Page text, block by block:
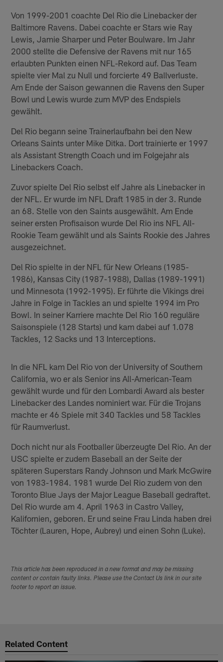
Von 1999-2001 coachte Del Rio die Linebacker der
Baltimore Ravens. Dabei coachte er Stars wie Ray
Lewis, Jamie Sharper und Peter Boulware. Im Jahr
2000 stellte die Defensive der Ravens mit nur 165
erlaubten Punkten einen NFL-Rekord auf. Das Team
spielte vier Mal zu Null und forcierte 49 Ballverluste.
Am Ende der Saison gewannen die Ravens den Super
Bowl und Lewis wurde zum MVP des Endspiels
gewählt.
Del Rio begann seine Trainerlaufbahn bei den New
Orleans Saints unter Mike Ditka. Dort trainierte er 1997
als Assistant Strength Coach und im Folgejahr als
Linebackers Coach.
Zuvor spielte Del Rio selbst elf Jahre als Linebacker in
der NFL. Er wurde im NFL Draft 1985 in der 3. Runde
an 68. Stelle von den Saints ausgewählt. Am Ende
seiner ersten Profisaison wurde Del Rio ins NFL All-
Rookie Team gewählt und als Saints Rookie des Jahres
ausgezeichnet.
Del Rio spielte in der NFL für New Orleans (1985-
1986), Kansas City (1987-1988), Dallas (1989-1991)
und Minnesota (1992-1995). Er führte die Vikings drei
Jahre in Folge in Tackles an und spielte 1994 im Pro
Bowl. In seiner Karriere machte Del Rio 160 reguläre
Saisonspiele (128 Starts) und kam dabei auf 1.078
Tackles, 12 Sacks und 13 Interceptions.
In die NFL kam Del Rio von der University of Southern
California, wo er als Senior ins All-American-Team
gewählt wurde und für den Lombardi Award als bester
Linebacker des Landes nominiert war. Für die Trojans
machte er 46 Spiele mit 340 Tackles und 58 Tackles
für Raumverlust.
Doch nicht nur als Footballer überzeugte Del Rio. An der
USC spielte er zudem Baseball an der Seite der
späteren Superstars Randy Johnson und Mark McGwire
von 1983-1984. 1981 wurde Del Rio zudem von den
Toronto Blue Jays der Major League Baseball gedraftet.
Del Rio wurde am 4. April 1963 in Castro Valley,
Kalifornien, geboren. Er und seine Frau Linda haben drei
Töchter (Lauren, Hope, Aubrey) und einen Sohn (Luke).
This article has been reproduced in a new format and may be missing
content or contain faulty links. Please use the Contact Us link in our site
footer to report an issue.
Related Content